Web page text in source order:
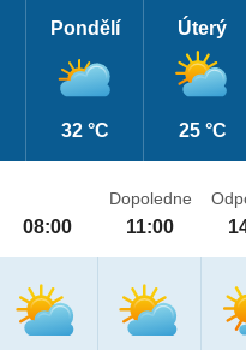
Pondělí
32 °C
Úterý
25 °C
08:00
Dopoledne
11:00